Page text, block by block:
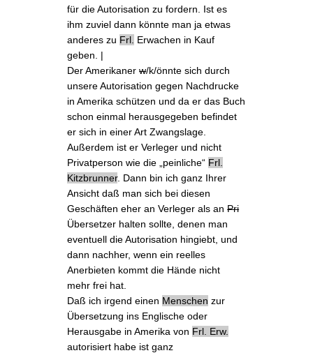
für die Autorisation zu fordern. Ist es
ihm zuviel dann könnte man ja etwas
anderes zu Frl. Erwachen in Kauf
geben. |
Der Amerikanerw/k/önnte sich durch
unsere Autorisation gegen Nachdrucke
in Amerika schützen und da er das Buch
schon einmal herausgegeben befindet
er sich in einer Art Zwangslage.
Außerdem ist er Verleger und nicht
Privatperson wie die „peinliche“ Frl.
Kitzbrunner. Dann bin ich ganz Ihrer
Ansicht daß man sich bei diesen
Geschäften eher an Verleger als anPri
Übersetzer halten sollte, denen man
eventuell die Autorisation hingiebt, und
dann nachher, wenn ein reelles
Anerbieten kommt die Hände nicht
mehr frei hat.
Daß ich irgend einen Menschen zur
Übersetzung ins Englische oder
Herausgabe in Amerika von Frl. Erw.
autorisiert habe ist ganz